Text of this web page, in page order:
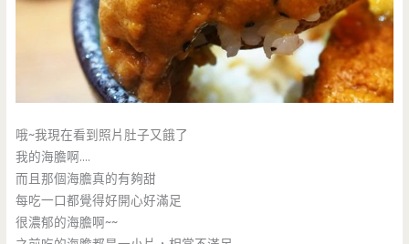
哦~我現在看到照片肚子又餓了
我的海膽啊….
而且那個海膽真的有夠甜
每吃一口都覺得好開心好滿足
很濃郁的海膽啊~~